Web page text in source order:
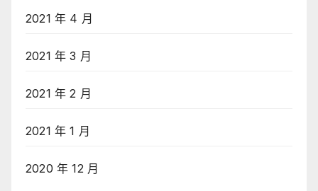
2021 年 4 月
2021 年 3 月
2021 年 2 月
2021 年 1 月
2020 年 12 月